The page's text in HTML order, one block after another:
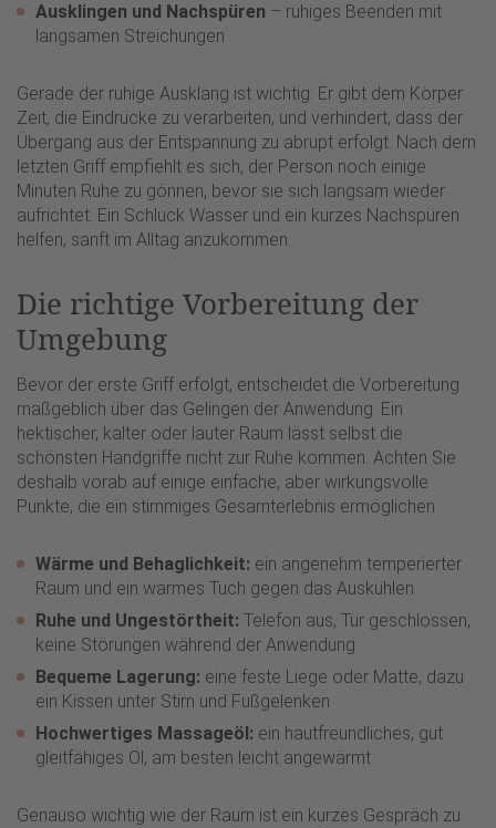
Ausklingen und Nachspüren – ruhiges Beenden mit
langsamen Streichungen
Gerade der ruhige Ausklang ist wichtig: Er gibt dem Körper
Zeit, die Eindrücke zu verarbeiten, und verhindert, dass der
Übergang aus der Entspannung zu abrupt erfolgt. Nach dem
letzten Griff empfiehlt es sich, der Person noch einige
Minuten Ruhe zu gönnen, bevor sie sich langsam wieder
aufrichtet. Ein Schluck Wasser und ein kurzes Nachspüren
helfen, sanft im Alltag anzukommen.
Die richtige Vorbereitung der
Umgebung
Bevor der erste Griff erfolgt, entscheidet die Vorbereitung
maßgeblich über das Gelingen der Anwendung. Ein
hektischer, kalter oder lauter Raum lässt selbst die
schönsten Handgriffe nicht zur Ruhe kommen. Achten Sie
deshalb vorab auf einige einfache, aber wirkungsvolle
Punkte, die ein stimmiges Gesamterlebnis ermöglichen:
Wärme und Behaglichkeit: ein angenehm temperierter
Raum und ein warmes Tuch gegen das Auskühlen
Ruhe und Ungestörtheit: Telefon aus, Tür geschlossen,
keine Störungen während der Anwendung
Bequeme Lagerung: eine feste Liege oder Matte, dazu
ein Kissen unter Stirn und Fußgelenken
Hochwertiges Massageöl: ein hautfreundliches, gut
gleitfähiges Öl, am besten leicht angewärmt
Genauso wichtig wie der Raum ist ein kurzes Gespräch zu